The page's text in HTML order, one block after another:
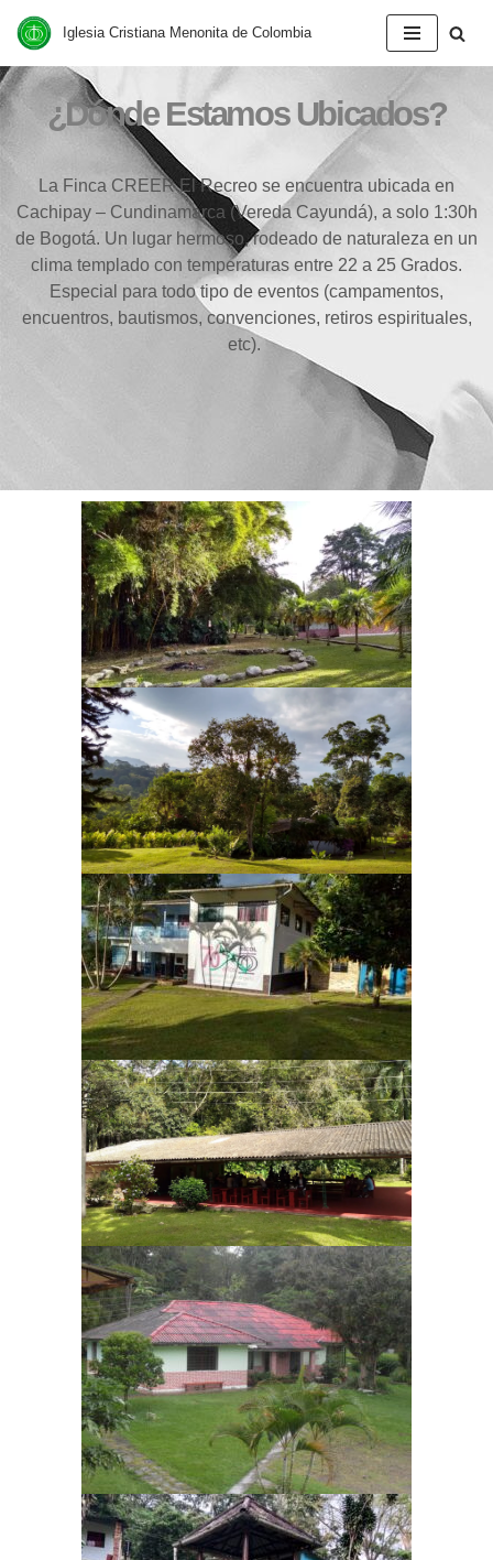
al
contenido
Iglesia Cristiana Menonita de Colombia
¿Dónde Estamos Ubicados?
La Finca CREER El Recreo se encuentra ubicada en
Cachipay – Cundinamarca (Vereda Cayundá), a solo 1:30h
de Bogotá. Un lugar hermoso, rodeado de naturaleza en un
clima templado con temperaturas entre 22 a 25 Grados.
Especial para todo tipo de eventos (campamentos,
encuentros, bautismos, convenciones, retiros espirituales,
etc).